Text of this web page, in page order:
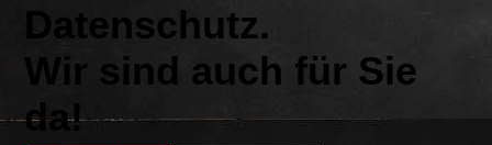
Datenschutz.
Wir sind auch für Sie
da!